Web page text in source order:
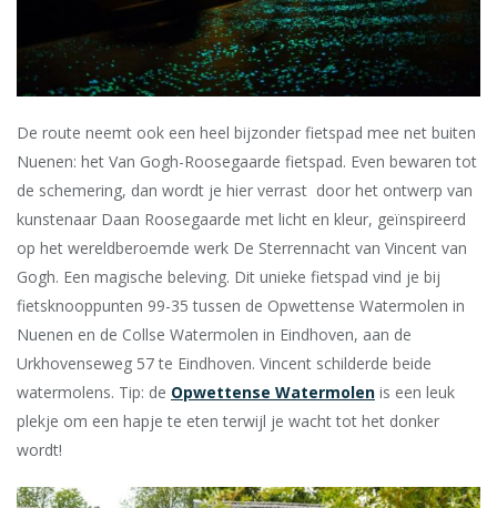
De route neemt ook een heel bijzonder fietspad mee net buiten
Nuenen: het Van Gogh-Roosegaarde fietspad. Even bewaren tot
de schemering, dan wordt je hier verrast door het ontwerp van
kunstenaar Daan Roosegaarde met licht en kleur, geïnspireerd
op het wereldberoemde werk De Sterrennacht van Vincent van
Gogh. Een magische beleving. Dit unieke fietspad vind je bij
fietsknooppunten 99-35 tussen de Opwettense Watermolen in
Nuenen en de Collse Watermolen in Eindhoven, aan de
Urkhovenseweg 57 te Eindhoven. Vincent schilderde beide
watermolens. Tip: de Opwettense Watermolen is een leuk
plekje om een hapje te eten terwijl je wacht tot het donker
wordt!